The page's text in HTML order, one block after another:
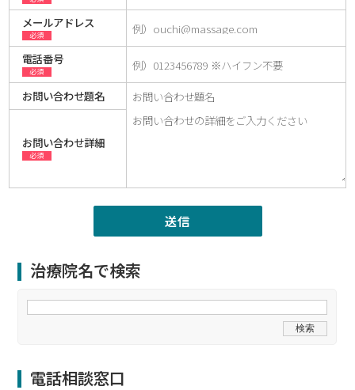
メールアドレス
必須
電話番号
必須
お問い合わせ題名
お問い合わせ詳細
必須
治療院名で検索
電話相談窓口